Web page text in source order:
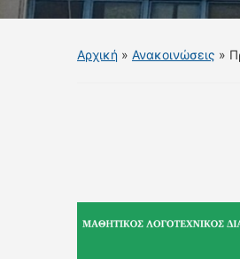
Αρχική » Ανακοινώσεις »